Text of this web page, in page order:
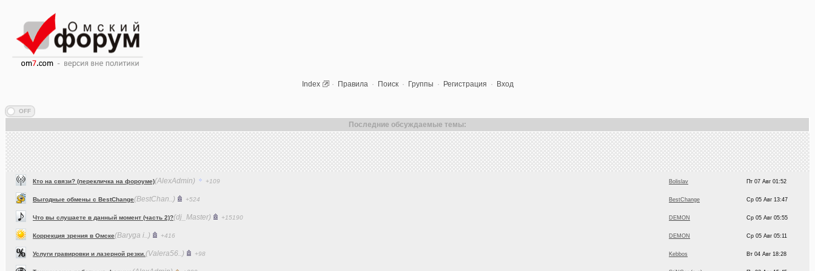
Index · Правила · Поиск · Группы · Регистрация · Вход
Последние обсуждаемые темы:
Выгодные обмены с BestChange(BestChan..) +524 BestChange Ср 05 Авг 13:47
Что вы слушаете в данный момент (часть 2)?(dj_Master) DEMON Ср 05 Авг 05:55
Коррекция зрения в Омске(Baryga i..) +416 DEMON Ср 05 Авг 05:11
Услуги гравировки и лазерной резки.(Valera56..) Kebbos Вт 04 Авг 18:28
Технические работы на форуме(AlexAdmin) +299 StiNGer (o-s) Пн 03 Авг 15:45